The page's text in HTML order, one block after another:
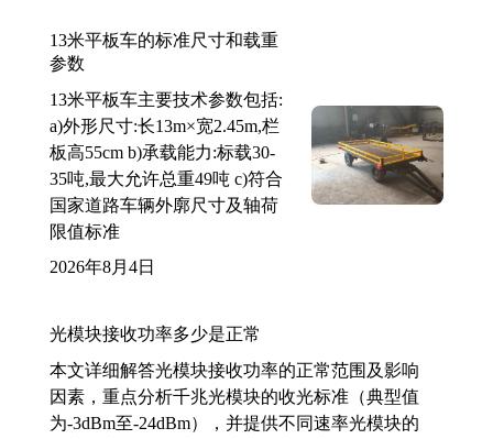
13米平板车的标准尺寸和载重
参数
13米平板车主要技术参数包括:
a)外形尺寸:长13m×宽2.45m,栏
板高55cm b)承载能力:标载30-
35吨,最大允许总重49吨 c)符合
国家道路车辆外廓尺寸及轴荷
限值标准
2026年8月4日
光模块接收功率多少是正常
本文详细解答光模块接收功率的正常范围及影响
因素，重点分析千兆光模块的收光标准（典型值
为-3dBm至-24dBm），并提供不同速率光模块的